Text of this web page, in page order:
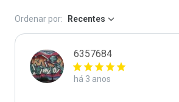
Ordenar por: Recentes
6357684
há 3 anos